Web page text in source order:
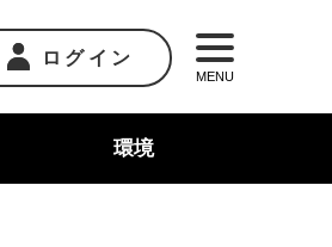
ログイン
MENU
環境